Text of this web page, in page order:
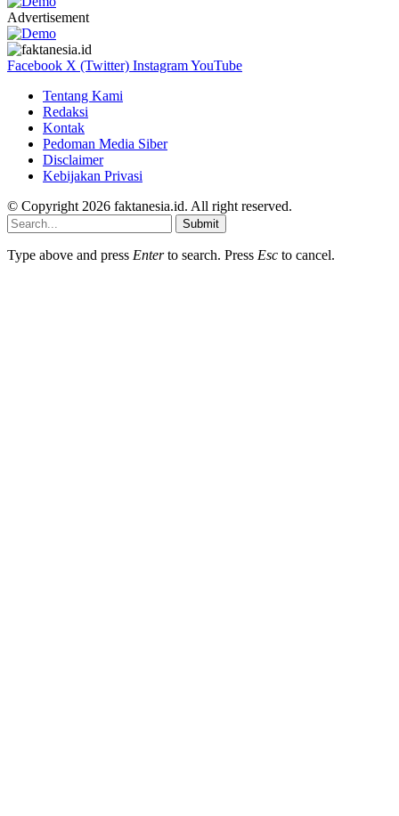
Advertisement
Facebook X (Twitter) InstagramYouTube
Tentang Kami
Redaksi
Kontak
Pedoman Media Siber
Disclaimer
Kebijakan Privasi
© Copyright 2026 faktanesia.id. All right reserved.
Submit
Type above and press Enterto search. Press Esc to cancel.